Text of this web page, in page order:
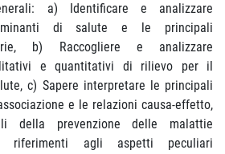
a) Identificare e analizzare
di salute e le principali
b) Raccogliere e analizzare
e quantitativi di rilievo per il
c) Sapere interpretare le principali
e le relazioni causa-effetto,
della prevenzione delle malattie
riferimenti agli aspetti peculiari